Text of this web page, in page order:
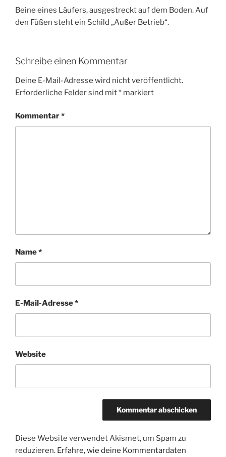
Beine eines Läufers, ausgestreckt auf dem Boden. Auf
den Füßen steht ein Schild „Außer Betrieb“.
Schreibe einen Kommentar
Deine E-Mail-Adresse wird nicht veröffentlicht.
Erforderliche Felder sind mit* markiert
Kommentar*
Name*
E-Mail-Adresse*
Website
Diese Website verwendet Akismet, um Spam zu
reduzieren. Erfahre, wie deine Kommentardaten